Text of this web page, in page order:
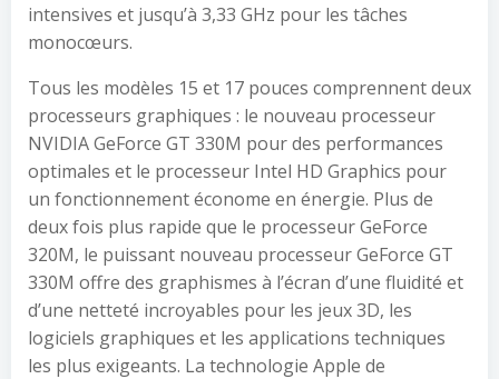
intensives et jusqu’à 3,33 GHz pour les tâches
monocœurs.
Tous les modèles 15 et 17 pouces comprennent deux
processeurs graphiques : le nouveau processeur
NVIDIA GeForce GT 330M pour des performances
optimales et le processeur Intel HD Graphics pour
un fonctionnement économe en énergie. Plus de
deux fois plus rapide que le processeur GeForce
320M, le puissant nouveau processeur GeForce GT
330M offre des graphismes à l’écran d’une fluidité et
d’une netteté incroyables pour les jeux 3D, les
logiciels graphiques et les applications techniques
les plus exigeants. La technologie Apple de